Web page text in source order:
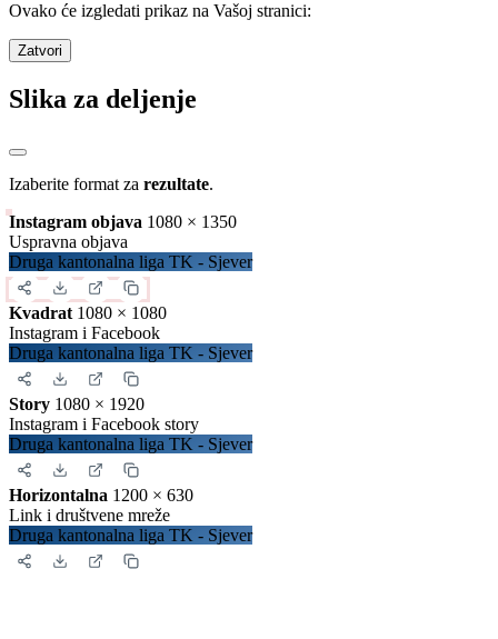
Ovako će izgledati prikaz na Vašoj stranici:
Zatvori
Slika za deljenje
Izaberite format za rezultate.
Instagram objava 1080 × 1350
Uspravna objava
Druga kantonalna liga TK - Sjever
Kvadrat 1080 × 1080
Instagram i Facebook
Druga kantonalna liga TK - Sjever
Story 1080 × 1920
Instagram i Facebook story
Druga kantonalna liga TK - Sjever
Horizontalna 1200 × 630
Link i društvene mreže
Druga kantonalna liga TK - Sjever